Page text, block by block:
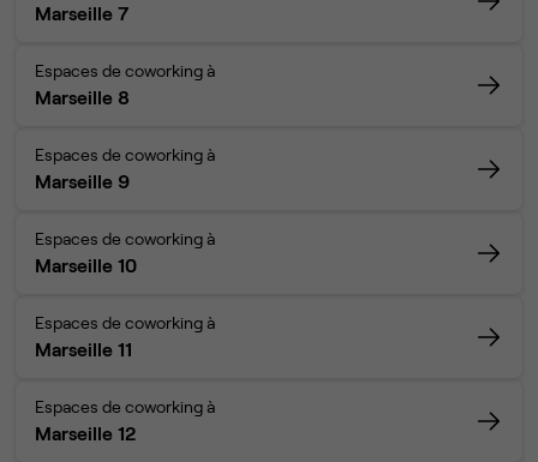
Marseille 7
Espaces de coworking à
Marseille 8
Espaces de coworking à
Marseille 9
Espaces de coworking à
Marseille 10
Espaces de coworking à
Marseille 11
Espaces de coworking à
Marseille 12